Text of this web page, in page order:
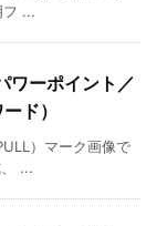
フ ...
ワーポイント／
ド）
）マーク画像で
...